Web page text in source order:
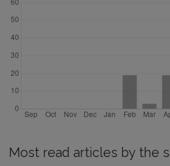
Most read articles by the